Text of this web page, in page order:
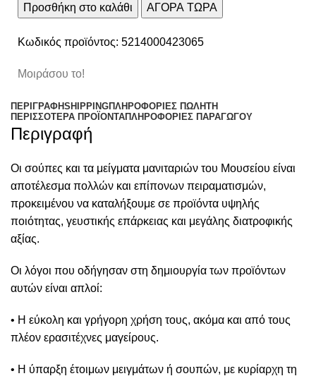
Προσθήκη στο καλάθι ΑΓΟΡΑ ΤΩΡΑ
Κωδικός προϊόντος: 5214000423065
Μοιράσου το!
ΠΕΡΙΓΡΑΦΉSHIPPINGΠΛΗΡΟΦΟΡΊΕΣ ΠΩΛΗΤΉ
ΠΕΡΙΣΣΌΤΕΡΑ ΠΡΟΪΌΝΤΑΠΛΗΡΟΦΟΡΙΕΣ ΠΑΡΑΓΩΓΟΥ
Περιγραφή
Οι σούπες και τα μείγματα μανιταριών του Μουσείου είναι
αποτέλεσμα πολλών και επίπονων πειραματισμών,
προκειμένου να καταλήξουμε σε προϊόντα υψηλής
ποιότητας, γευστικής επάρκειας και μεγάλης διατροφικής
αξίας.
Οι λόγοι που οδήγησαν στη δημιουργία των προϊόντων
αυτών είναι απλοί:
• Η εύκολη και γρήγορη χρήση τους, ακόμα και από τους
πλέον ερασιτέχνες μαγείρους.
• Η ύπαρξη έτοιμων μειγμάτων ή σουπών, με κυρίαρχη τη